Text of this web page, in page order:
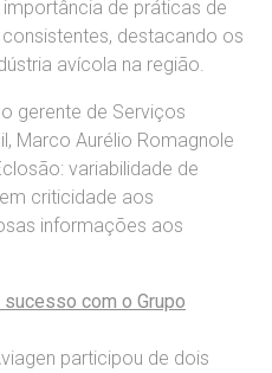
importância de práticas de
destacando os
avícola na região.
gerente de Serviços
Marco Aurélio Romagnole
variabilidade de
criticidade aos
informações aos
com o Grupo
participou de dois